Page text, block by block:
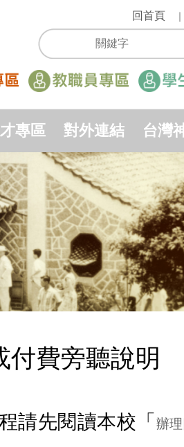
回首頁
專區 對外連結 台灣
費旁聽說明
請先閱讀本校「 辦